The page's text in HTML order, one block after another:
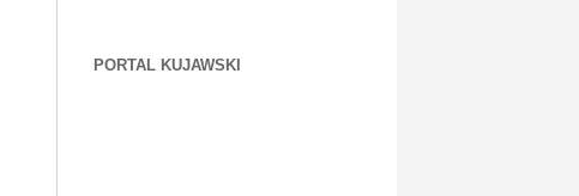
PORTAL KUJAWSKI